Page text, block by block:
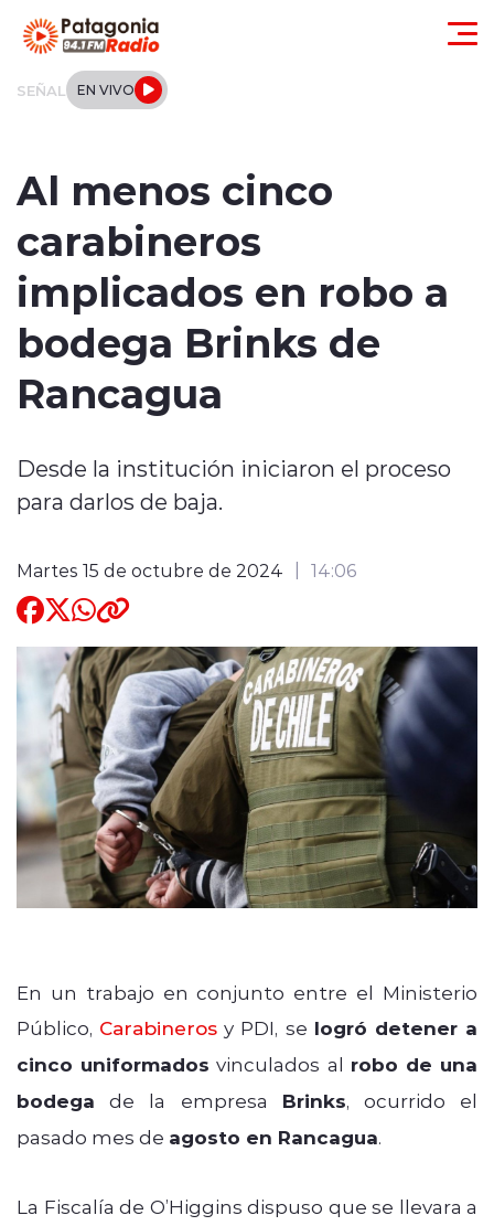
SEÑAL EN VIVO
Local
Tendencias
Entrevistas
modo claro
Al menos cinco
carabineros
implicados en robo a
bodega Brinks de
Rancagua
Desde la institución iniciaron el proceso
para darlos de baja.
Martes 15 de octubre de 2024 14:06
En un trabajo en conjunto entre el Ministerio
Público, Carabineros y PDI, se logró detener a
cinco uniformados vinculados al robo de una
bodega de la empresa Brinks, ocurrido el
pasado mes de agosto en Rancagua.
La Fiscalía de O’Higgins dispuso que se llevara a